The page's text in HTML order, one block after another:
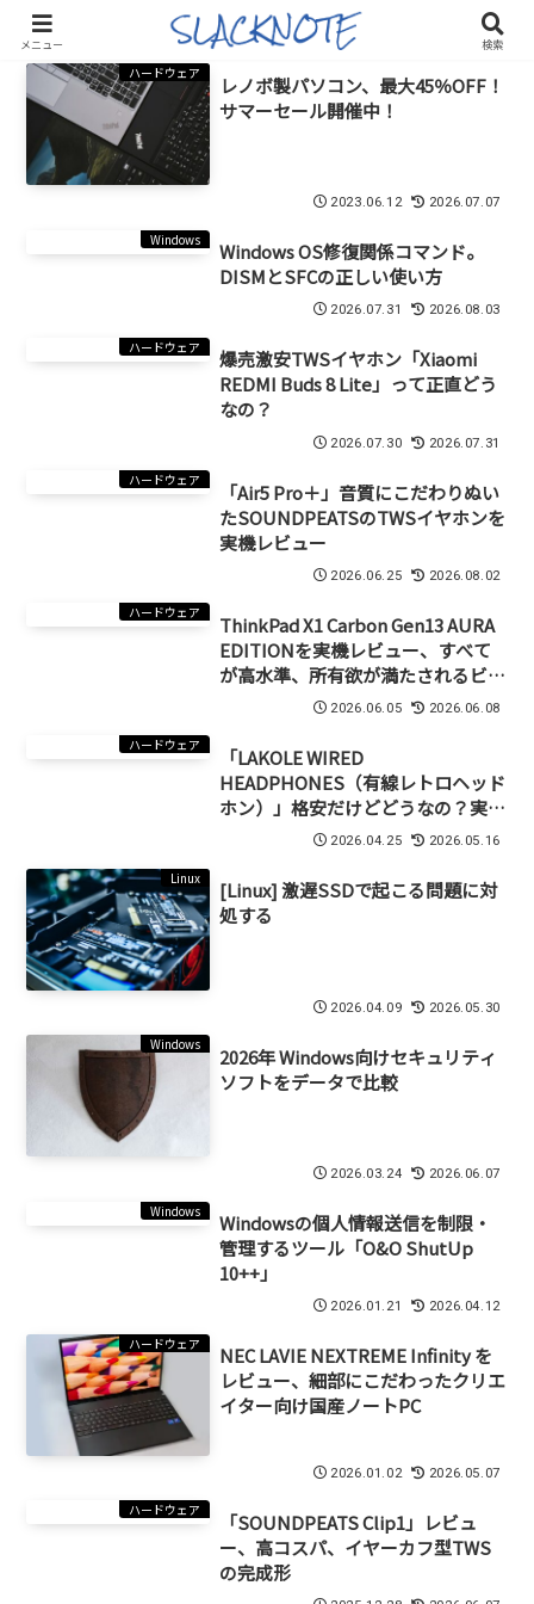
ハードウェア
レノボ製パソコン、最大45％OFF！
サマーセール開催中！
2023.06.12 2026.07.07
Windows
Windows OS修復関係コマンド。
DISMとSFCの正しい使い方
2026.07.31 2026.08.03
ハードウェア
爆売激安TWSイヤホン「Xiaomi
REDMI Buds 8 Lite」って正直どう
なの？
2026.07.30 2026.07.31
ハードウェア
「Air5 Pro＋」音質にこだわりぬい
たSOUNDPEATSのTWSイヤホンを
実機レビュー
2026.06.25 2026.08.02
ハードウェア
ThinkPad X1 Carbon Gen13 AURA
EDITIONを実機レビュー、すべて
が高水準、所有欲が満たされるビジ
ネスノート！ 2026.06.05 2026.06.08
ハードウェア
「LAKOLE WIRED
HEADPHONES（有線レトロヘッド
ホン）」格安だけどどうなの？実機
2026.04.25 2026.05.16
Linux
[Linux] 激遅SSDで起こる問題に対
処する
2026.04.09 2026.05.30
Windows
2026年 Windows向けセキュリティ
ソフトをデータで比較
2026.03.24 2026.06.07
Windows
Windowsの個人情報送信を制限・
管理するツール「O&O ShutUp
10++」
2026.01.21 2026.04.12
ハードウェア
NEC LAVIE NEXTREME Infinity を
レビュー、細部にこだわったクリエ
イター向け国産ノートPC
2026.01.02 2026.05.07
ハードウェア
「SOUNDPEATS Clip1」レビュ
ー、高コスパ、イヤーカフ型TWS
の完成形
メニュー 検索